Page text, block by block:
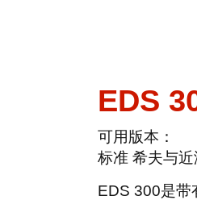
EDS
可用版本：
标准 希夫与近
EDS 300是带